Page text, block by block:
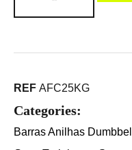
REF AFC25KG
Categories:
Barras Anilhas